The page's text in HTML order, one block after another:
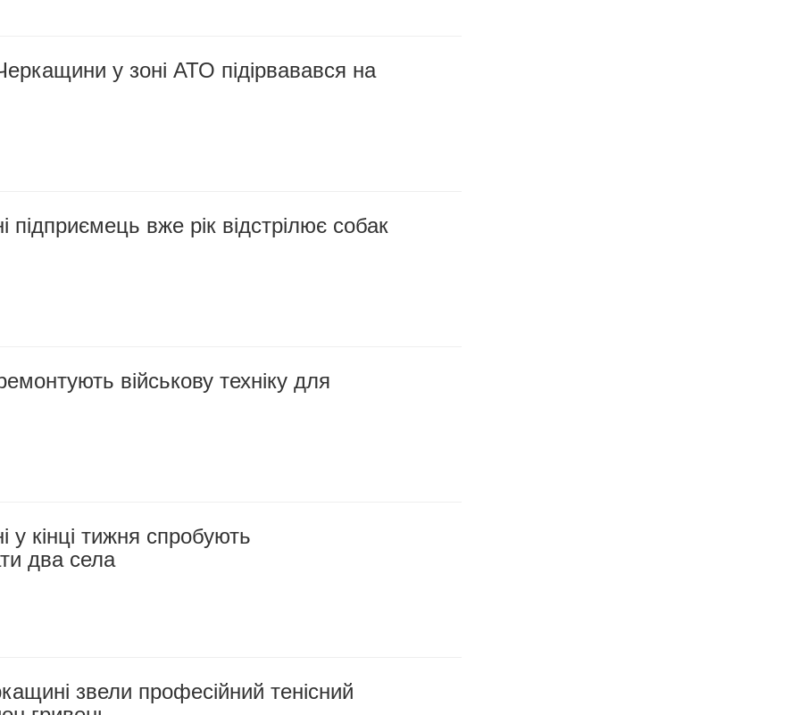
у зоні АТО підірвавався на
вже рік відстрілює собак
військову техніку для
кінці тижня спробують
два села
звели професійний тенісний